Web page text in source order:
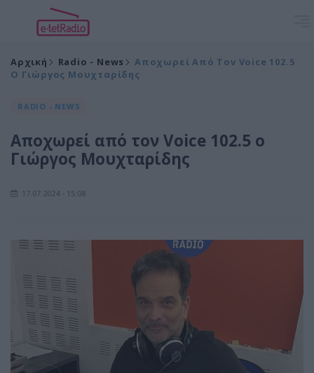
Αρχική Radio - News
Αποχωρεί Από Τον Voice 102.5
Ο Γιώργος Μουχταρίδης
RADIO - NEWS
Αποχωρεί από τον Voice 102.5 ο
Γιώργος Μουχταρίδης
17.07.2024 - 15:08